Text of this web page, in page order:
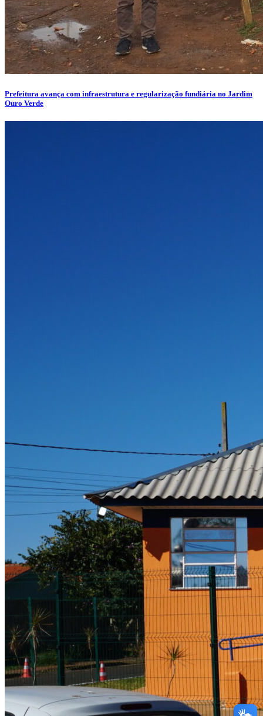
Prefeitura avança com infraestrutura e regularização fundiária no Jardim
Ouro Verde